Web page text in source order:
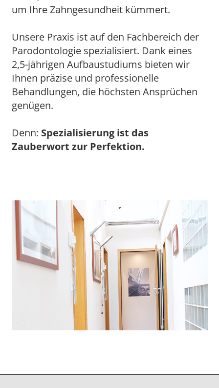
um Ihre Zahngesundheit kümmert.
Unsere Praxis ist auf den Fachbereich der
Parodontologie spezialisiert. Dank eines
2,5-jährigen Aufbaustudiums bieten wir
Ihnen präzise und professionelle
Behandlungen, die höchsten Ansprüchen
genügen.
Denn: Spezialisierung ist das
Zauberwort zur Perfektion.